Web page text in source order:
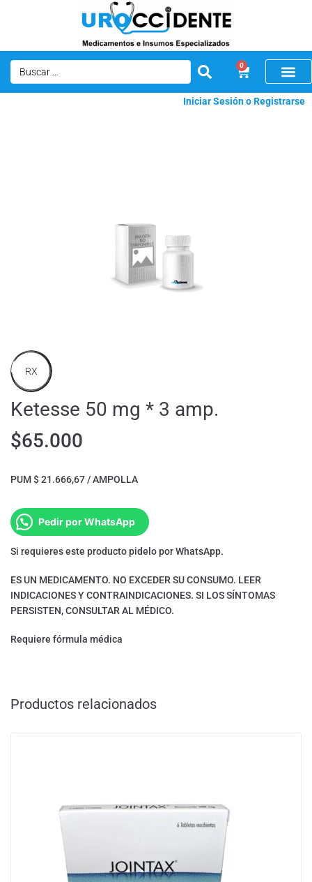
0
Iniciar Sesión o Registrarse
RX
Ketesse 50 mg * 3 amp.
$65.000
PUM $ 21.666,67 / AMPOLLA
Pedir por WhatsApp
Si requieres este producto pidelo por WhatsApp.
ES UN MEDICAMENTO. NO EXCEDER SU CONSUMO. LEER
INDICACIONES Y CONTRAINDICACIONES. SI LOS SÍNTOMAS
PERSISTEN, CONSULTAR AL MÉDICO.
Requiere fórmula médica
Productos relacionados